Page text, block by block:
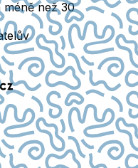
než 30